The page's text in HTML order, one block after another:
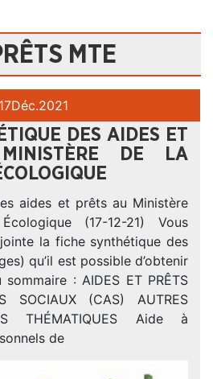
MTE
17Déc.2021
DES AIDES ET
DE LA
aides et prêts au Ministère
(17-12-21) Vous
la fiche synthétique des
qu’il est possible d’obtenir
: AIDES ET PRÊTS
SOCIAUX (CAS) AUTRES
THÉMATIQUES Aide à
de